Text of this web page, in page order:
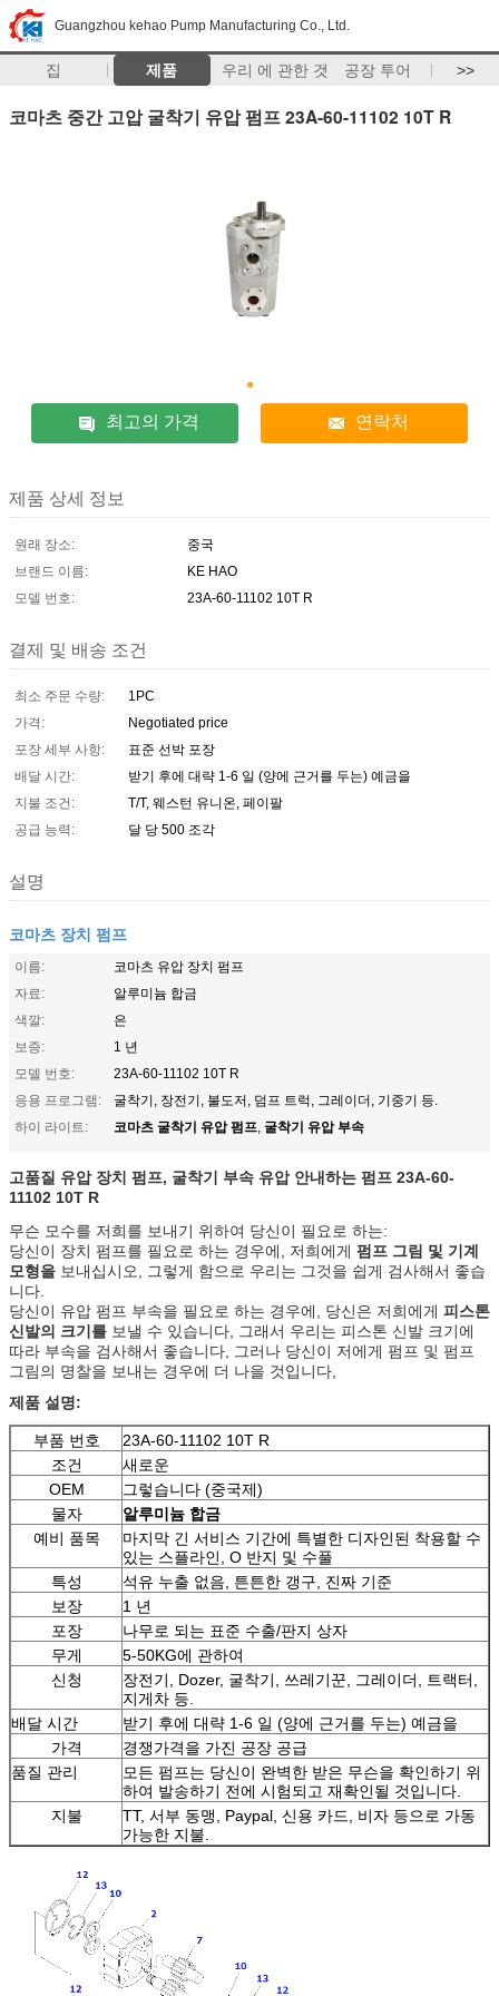
Guangzhou kehao Pump Manufacturing Co., Ltd.
집 제품 우리 에 관한 것 공장 투어 >>
코마츠 중간 고압 굴착기 유압 펌프 23A-60-11102 10T R
최고의 가격 연락처
제품 상세 정보
원래 장소:
중국
브랜드 이름:
KE HAO
모델 번호:
23A-60-11102 10T R
결제 및 배송 조건
최소 주문 수량:
1PC
가격:
Negotiated price
포장 세부 사항:
표준 선박 포장
배달 시간:
받기 후에 대략 1-6 일 (양에 근거를 두는) 예금을
지불 조건:
T/T, 웨스턴 유니온, 페이팔
공급 능력:
달 당 500 조각
설명
코마츠 장치 펌프
이름:
코마츠 유압 장치 펌프
자료:
알루미늄 합금
색깔:
은
보증:
1 년
모델 번호:
23A-60-11102 10T R
응용 프로그램:
굴착기, 장전기, 불도저, 덤프 트럭, 그레이더, 기중기 등.
하이 라이트:
코마츠 굴착기 유압 펌프, 굴착기 유압 부속
고품질 유압 장치 펌프, 굴착기 부속 유압 안내하는 펌프 23A-60-
11102 10T R
무슨 모수를 저희를 보내기 위하여 당신이 필요로 하는:
당신이 장치 펌프를 필요로 하는 경우에, 저희에게 펌프 그림 및 기계
모형을 보내십시오, 그렇게 함으로 우리는 그것을 쉽게 검사해서 좋습
니다.
당신이 유압 펌프 부속을 필요로 하는 경우에, 당신은 저희에게 피스톤
신발의 크기를 보낼 수 있습니다, 그래서 우리는 피스톤 신발 크기에
따라 부속을 검사해서 좋습니다, 그러나 당신이 저에게 펌프 및 펌프
그림의 명찰을 보내는 경우에 더 나을 것입니다,
제품 설명:
부품 번호
23A-60-11102 10T R
조건
새로운
OEM
그렇습니다 (중국제)
물자
알루미늄 합금
예비 품목
마지막 긴 서비스 기간에 특별한 디자인된 착용할 수
있는 스플라인, O 반지 및 수풀
특성
석유 누출 없음, 튼튼한 갱구, 진짜 기준
보장
1 년
포장
나무로 되는 표준 수출/판지 상자
무게
5-50KG에 관하여
신청
장전기, Dozer, 굴착기, 쓰레기꾼, 그레이더, 트랙터,
지게차 등.
배달 시간
받기 후에 대략 1-6 일 (양에 근거를 두는) 예금을
가격
경쟁가격을 가진 공장 공급
품질 관리
모든 펌프는 당신이 완벽한 받은 무슨을 확인하기 위
하여 발송하기 전에 시험되고 재확인될 것입니다.
지불
TT, 서부 동맹, Paypal, 신용 카드, 비자 등으로 가동
가능한 지불.